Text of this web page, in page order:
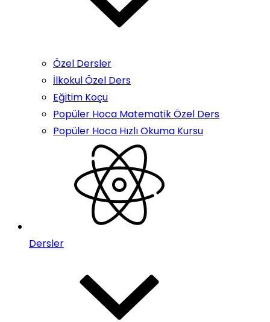
Özel Dersler
İlkokul Özel Ders
Eğitim Koçu
Popüler Hoca Matematik Özel Ders
Popüler Hoca Hızlı Okuma Kursu
Dersler